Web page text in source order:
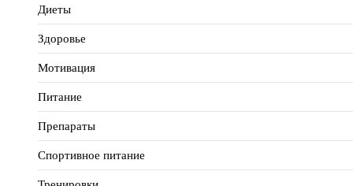
Диеты
Здоровье
Мотивация
Питание
Препараты
Спортивное питание